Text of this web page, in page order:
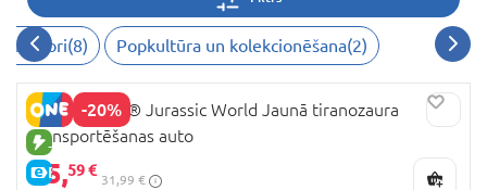
(8) Popkultūra un kolekcionēšana(2)
-20%
JAUNA PRECE
E-CENA
77978 LEGO® Jurassic World Jaunā tiranozaura
transportēšanas auto
25,59 €
31,99 €